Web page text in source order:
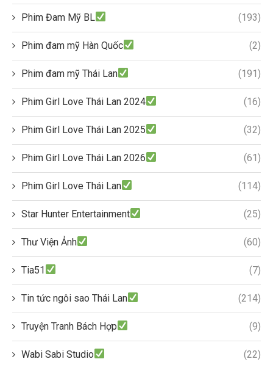
Phim Đam Mỹ BL (193)
Phim đam mỹ Hàn Quốc (2)
Phim đam mỹ Thái Lan (191)
Phim Girl Love Thái Lan 2024 (16)
Phim Girl Love Thái Lan 2025 (32)
Phim Girl Love Thái Lan 2026 (61)
Phim Girl Love Thái Lan (114)
Star Hunter Entertainment (25)
Thư Viện Ảnh (60)
Tia51 (7)
Tin tức ngôi sao Thái Lan (214)
Truyện Tranh Bách Hợp (9)
Wabi Sabi Studio (22)